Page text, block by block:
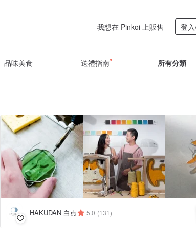
我想在 Pinkoi 上販售 登
品味美食 送禮指南 所有分類
HAKUDAN 白点 5.0 (131)